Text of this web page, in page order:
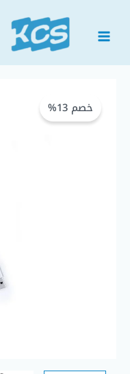
المحتوى
خصم 13%
REMAX